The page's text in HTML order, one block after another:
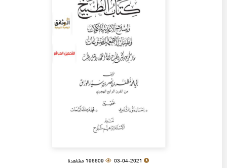
03-04-2021 196609 مشاهدة